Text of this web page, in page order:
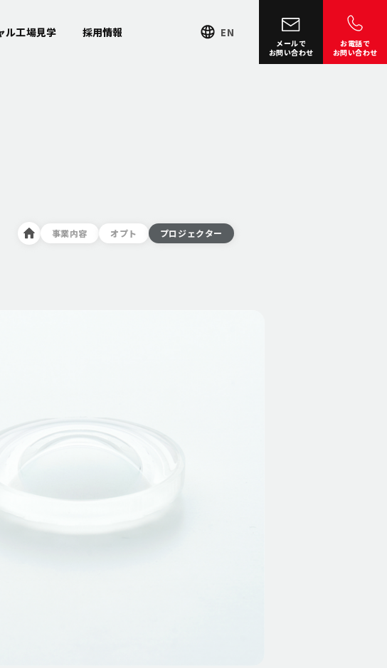
ル工場見学 採用情報 EN
メールで
お問い合わせ
お電話で
お問い合わせ
事業内容 オプト プロジェクター